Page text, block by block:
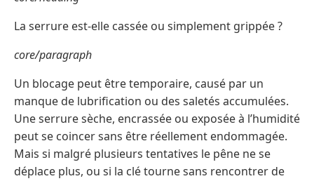
La serrure est-elle cassée ou simplement grippée ?
core/paragraph
Un blocage peut être temporaire, causé par un
manque de lubrification ou des saletés accumulées.
Une serrure sèche, encrassée ou exposée à l’humidité
peut se coincer sans être réellement endommagée.
Mais si malgré plusieurs tentatives le pêne ne se
déplace plus, ou si la clé tourne sans rencontrer de